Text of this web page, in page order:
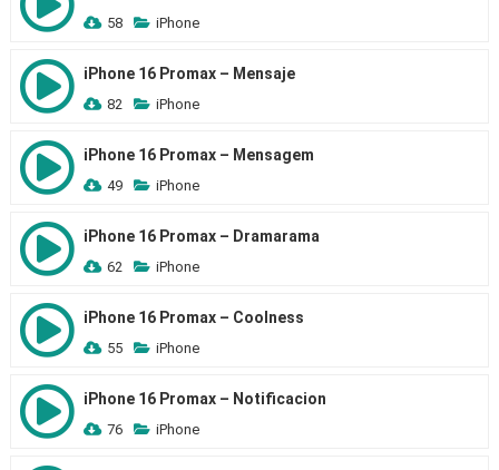
58 iPhone
iPhone 16 Promax – Mensaje
82 iPhone
iPhone 16 Promax – Mensagem
49 iPhone
iPhone 16 Promax – Dramarama
62 iPhone
iPhone 16 Promax – Coolness
55 iPhone
iPhone 16 Promax – Notificacion
76 iPhone